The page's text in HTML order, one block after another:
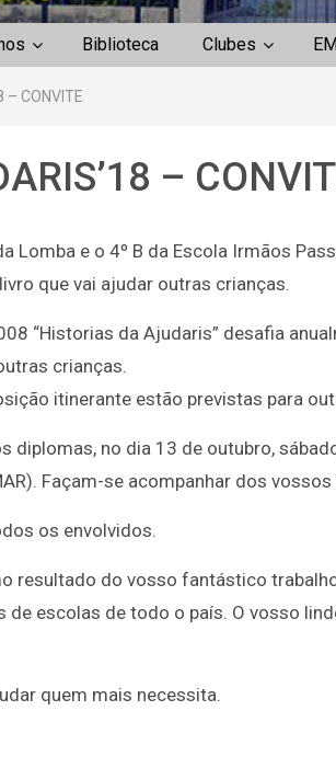
Biblioteca Clubes
– CONVITE
–
Lomba e o 4º B da Escola Irmãos
que vai ajudar outras crianças.
“Historias da Ajudaris” desafia
crianças.
itinerante estão previstas para
no dia 13 de outubro,
Façam-se acompanhar dos
os envolvidos.
resultado do vosso fantástico
escolas de todo o país. O vosso
quem mais necessita.